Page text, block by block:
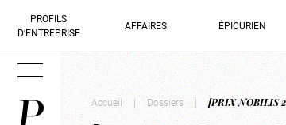
PROFILS
D’ENTREPRISE
AFFAIRES ÉPICURIEN
Accueil | Dossiers | [PRIX NOBILIS